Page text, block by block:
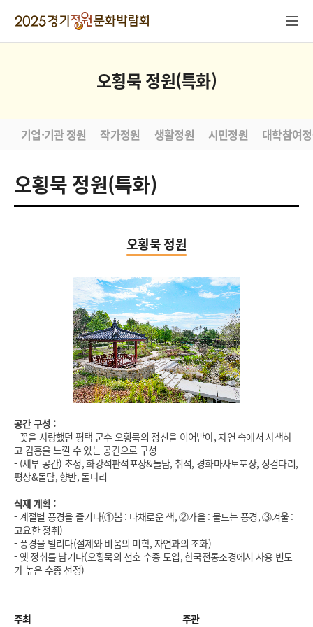
오횡묵 정원(특화)
기업·기관 정원 작가정원 생활정원 시민정원 대학참여
오횡묵 정원(특화)
오횡묵 정원
공간 구성 :
- 꽃을 사랑했던 평택 군수 오횡묵의 정신을 이어받아, 자연 속에서 사색하
고 감흥을 느낄 수 있는 공간으로 구성
- (세부 공간) 초정, 화강석판석포장&돌담, 취석, 경화마사토포장, 징검다리,
평상&돌담, 향반, 돌다리
식재 계획 :
- 계절별 풍경을 즐기다(①봄 : 다채로운 색, ②가을 : 물드는 풍경, ③겨울 :
고요한 정취)
- 풍경을 빌리다(절제와 비움의 미학, 자연과의 조화)
- 옛 정취를 남기다(오횡묵의 선호 수종 도입, 한국전통조경에서 사용 빈도
가 높은 수종 선정)
주최 주관